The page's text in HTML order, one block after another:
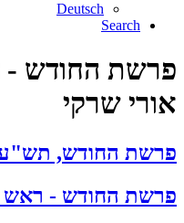
Deutsch
Search
פרשת החודש
אורי שרקי
פרשת החודש,
פרשת החודש - ראש